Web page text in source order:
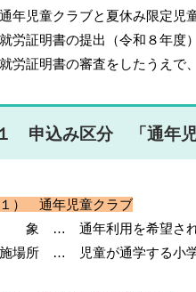
通年児童クラブと夏休み限定児
就労証明書の提出（令和８年度）
労証明書の審査をしたうえで、
１ 申込み区分 「通年児
１） 通年児童クラブ
象 … 通年利用を希望され
場所 … 児童が通学する小学